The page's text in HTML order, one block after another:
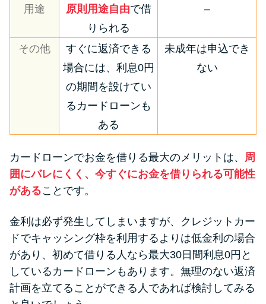
用途
原則用途自由で借
りられる
–
その他
すぐに返済できる
場合には、利息0円
の期間を設けてい
るカードローンも
ある
未成年は申込でき
ない
カードローンでお金を借りる最大のメリットは、 周
囲にバレにくく、今すぐにお金を借りられる可能性
があることです。
金利は必ず発生してしまいますが、クレジットカー
ドでキャッシング枠を利用するよりは低金利の場合
があり、初めて借りる人なら最大30日間利息0円と
しているカードローンもあります。無理のない返済
計画を立てることができる人であれば検討してみる